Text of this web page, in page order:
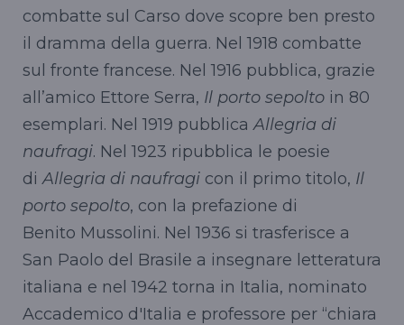
combatte sul Carso dove scopre ben presto
il dramma della guerra. Nel 1918 combatte
sul fronte francese. Nel 1916 pubblica, grazie
all’amico Ettore Serra, Il porto sepolto in 80
esemplari. Nel 1919 pubblicaAllegria di
naufragi. Nel 1923 ripubblica le poesie
diAllegria di naufragi con il primo titolo, Il
porto sepolto, con la prefazione di
Benito Mussolini. Nel 1936 si trasferisce a
San Paolo del Brasile a insegnare letteratura
italiana e nel 1942 torna in Italia, nominato
Accademico d'Italia e professore per “chiara